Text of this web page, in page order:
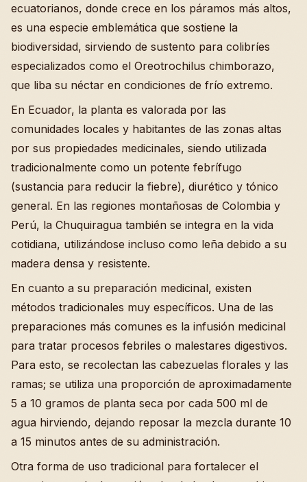
ecuatorianos, donde crece en los páramos más altos,
es una especie emblemática que sostiene la
biodiversidad, sirviendo de sustento para colibríes
especializados como el Oreotrochilus chimborazo,
que liba su néctar en condiciones de frío extremo.
En Ecuador, la planta es valorada por las
comunidades locales y habitantes de las zonas altas
por sus propiedades medicinales, siendo utilizada
tradicionalmente como un potente febrífugo
(sustancia para reducir la fiebre), diurético y tónico
general. En las regiones montañosas de Colombia y
Perú, la Chuquiragua también se integra en la vida
cotidiana, utilizándose incluso como leña debido a su
madera densa y resistente.
En cuanto a su preparación medicinal, existen
métodos tradicionales muy específicos. Una de las
preparaciones más comunes es la infusión medicinal
para tratar procesos febriles o malestares digestivos.
Para esto, se recolectan las cabezuelas florales y las
ramas; se utiliza una proporción de aproximadamente
5 a 10 gramos de planta seca por cada 500 ml de
agua hirviendo, dejando reposar la mezcla durante 10
a 15 minutos antes de su administración.
Otra forma de uso tradicional para fortalecer el